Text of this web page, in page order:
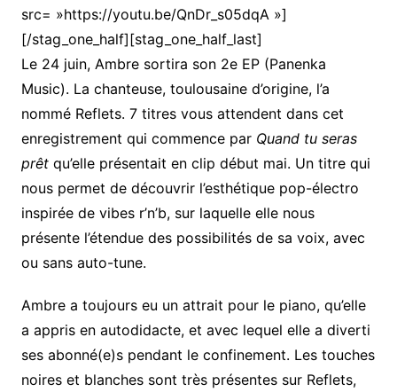
src= »https://youtu.be/QnDr_s05dqA »]
[/stag_one_half][stag_one_half_last]
Le 24 juin, Ambre sortira son 2e EP (Panenka
Music). La chanteuse, toulousaine d’origine, l’a
nommé Reflets. 7 titres vous attendent dans cet
enregistrement qui commence parQuand tu seras
prêtqu’elle présentait en clip début mai. Un titre qui
nous permet de découvrir l’esthétique pop-électro
inspirée de vibes r’n’b, sur laquelle elle nous
présente l’étendue des possibilités de sa voix, avec
ou sans auto-tune.
Ambre a toujours eu un attrait pour le piano, qu’elle
a appris en autodidacte, et avec lequel elle a diverti
ses abonné(e)s pendant le confinement. Les touches
noires et blanches sont très présentes sur Reflets,